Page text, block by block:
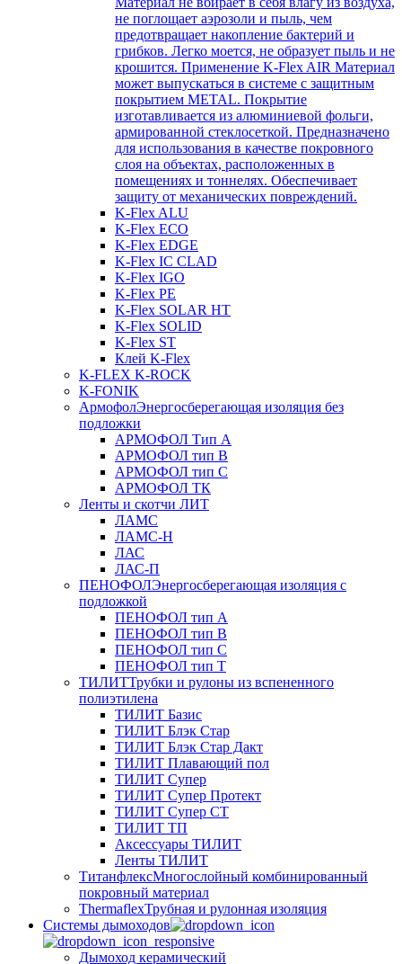
не поглощает аэрозоли и пыль, чем
предотвращает накопление бактерий и
грибков. Легко моется, не образует пыль и не
крошится. Применение K-Flex AIR Материал
может выпускаться в системе c защитным
покрытием METAL. Покрытие
изготавливается из алюминиевой фольги,
армированной стеклосеткой. Предназначено
для использования в качестве покровного
слоя на объектах, расположенных в
помещениях и тоннелях. Обеспечивает
защиту от механических повреждений.
K-Flex ALU
K-Flex ECO
K-Flex EDGE
K-Flex IC CLAD
K-Flex IGO
K-Flex PE
K-Flex SOLAR HT
K-Flex SOLID
K-Flex ST
Клей K-Flex
K-FLEX K-ROCK
K-FONIK
АрмофолЭнергосберегающая изоляция без
подложки
АРМОФОЛ Тип А
АРМОФОЛ тип В
АРМОФОЛ тип C
АРМОФОЛ ТК
Ленты и скотчи ЛИТ
ЛАМС
ЛАМС-Н
ЛАС
ЛАС-П
ПЕНОФОЛЭнергосберегающая изоляция с
подложкой
ПЕНОФОЛ тип А
ПЕНОФОЛ тип B
ПЕНОФОЛ тип C
ПЕНОФОЛ тип T
ТИЛИТТрубки и рулоны из вспененного
полиэтилена
ТИЛИТ Базис
ТИЛИТ Блэк Стар
ТИЛИТ Блэк Стар Дакт
ТИЛИТ Плавающий пол
ТИЛИТ Супер
ТИЛИТ Супер Протект
ТИЛИТ Супер СТ
ТИЛИТ ТП
Аксессуары ТИЛИТ
Ленты ТИЛИТ
ТитанфлексМногослойный комбинированный
покровный материал
ThermaflexТрубная и рулонная изоляция
Cистемы дымоходов
Дымоход керамический